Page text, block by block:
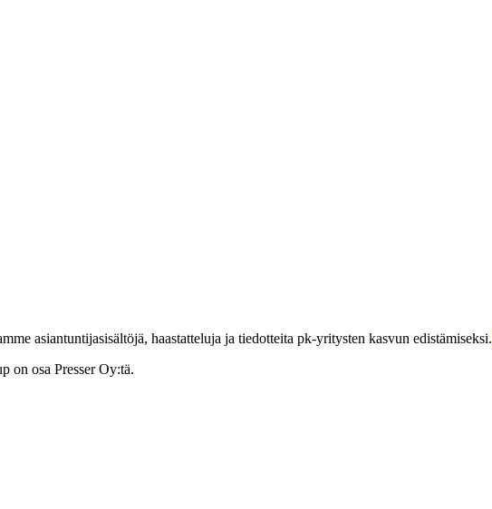
asiantuntijasisältöjä, haastatteluja ja tiedotteita pk-yritysten kasvun edistämiseksi.
on osa Presser Oy:tä.